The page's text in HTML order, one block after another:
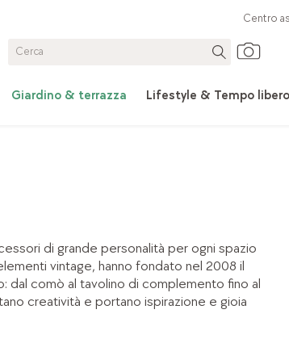
Giardino & terrazza Lifestyle & Tempo libero
Centro
di grande personalità per ogni spazio
vintage, hanno fondato nel 2008 il
dal comò al tavolino di complemento fino al
creatività e portano ispirazione e gioia